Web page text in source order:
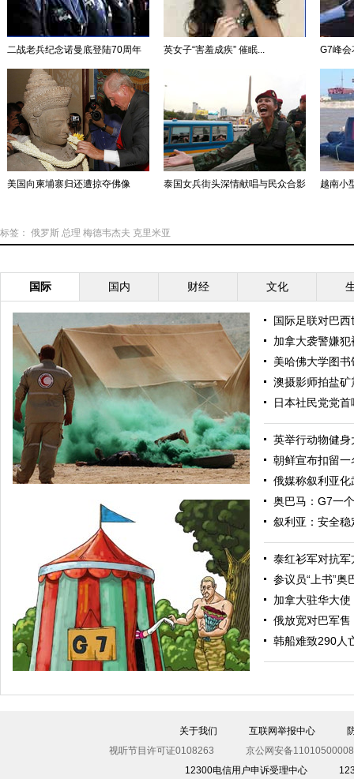
二战老兵纪念诺曼底登陆70周年 英女子“害羞成疾” 催眠... G7峰会
美国向柬埔寨归还遭掠夺佛像 泰国女兵街头深情献唱与民众合影 越南小
标签： 俄罗斯 总理 梅德韦杰夫 克里米亚
国际 国内 财经 文化
“渴望之狮”多国联合军演举行 美军秀军事力量
国际足联对巴
加拿大袭警嫌
美哈佛大学图
澳摄影师拍盐
日本社民党党
英举行动物健
朝鲜宣布扣留
俄媒称叙利亚
奥巴马：G7一
叙利亚：安全
泰红衫军对抗
参议员“上书”奥
加拿大驻华大
俄放宽对巴军
韩船难致290人
关于我们 互联网举报中心
视听节目许可证0108263
京公网安备
12300电信用户申诉受理中心